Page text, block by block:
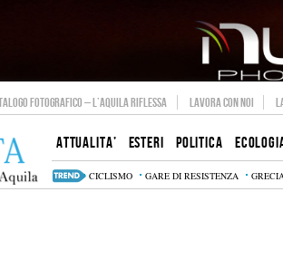
FOTOGRAFICO – L’AQUILA RIFLESSA LAVORA CON NOI
ATTUALITA’ ESTERI POLITICA
CICLISMO GARE DI RESISTENZA